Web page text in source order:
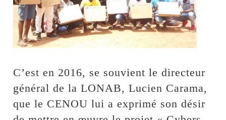
C’est en 2016, se souvient le directeur
général de la LONAB, Lucien Carama,
que le CENOU lui a exprimé son désir